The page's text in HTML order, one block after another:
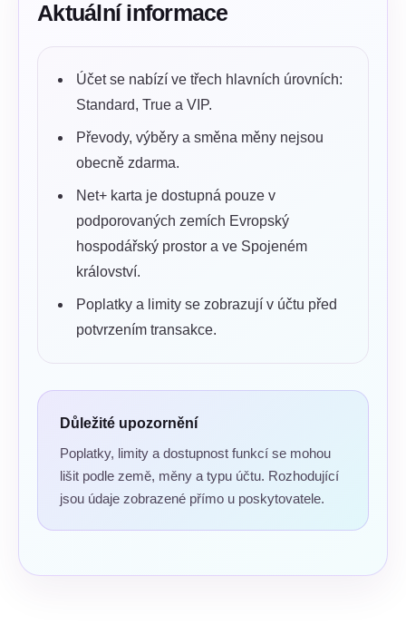
Aktuální informace
Účet se nabízí ve třech hlavních úrovních:
Standard, True a VIP.
Převody, výběry a směna měny nejsou
obecně zdarma.
Net+ karta je dostupná pouze v
podporovaných zemích Evropský
hospodářský prostor a ve Spojeném
království.
Poplatky a limity se zobrazují v účtu před
potvrzením transakce.
Důležité upozornění
Poplatky, limity a dostupnost funkcí se mohou
lišit podle země, měny a typu účtu. Rozhodující
jsou údaje zobrazené přímo u poskytovatele.